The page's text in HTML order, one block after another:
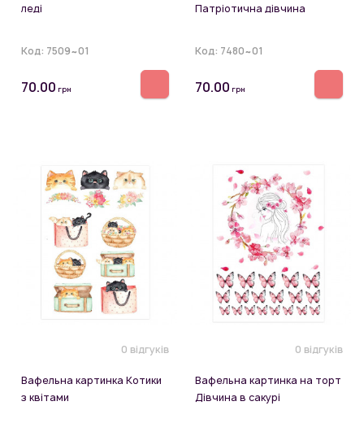
леді
Код: 7509~01
70.00 грн
Патріотична дівчина
Код: 7480~01
70.00 грн
0 відгуків
Вафельна картинка Котики
з квітами
0 відгуків
Вафельна картинка на торт
Дівчина в сакурі